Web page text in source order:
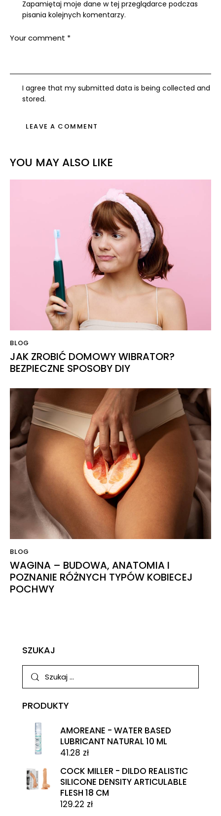
Zapamiętaj moje dane w tej przeglądarce podczas
pisania kolejnych komentarzy.
I agree that my submitted data is being collected and
stored.
YOU MAY ALSO LIKE
BLOG
JAK ZROBIĆ DOMOWY WIBRATOR?
BEZPIECZNE SPOSOBY DIY
BLOG
WAGINA – BUDOWA, ANATOMIA I
POZNANIE RÓŻNYCH TYPÓW KOBIECEJ
POCHWY
SZUKAJ
PRODUKTY
AMOREANE - WATER BASED
LUBRICANT NATURAL 10 ML
41.28 zł
COCK MILLER - DILDO REALISTIC
SILICONE DENSITY ARTICULABLE
FLESH 18 CM
129.22 zł